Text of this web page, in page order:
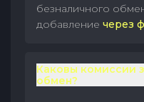
безналичного
добавление через
Каковы комиссии
обмен?